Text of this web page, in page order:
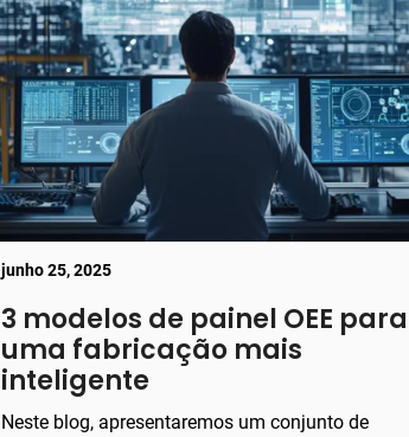
junho 25, 2025
3 modelos de painel OEE para
uma fabricação mais
inteligente
Neste blog, apresentaremos um conjunto de